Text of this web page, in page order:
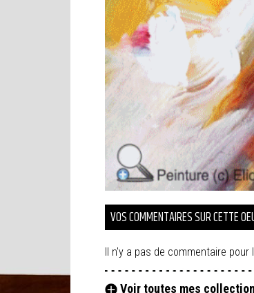
VOS COMMENTAIRES SUR CETTE
Il n'y a pas de commentaire
Voir toutes mes